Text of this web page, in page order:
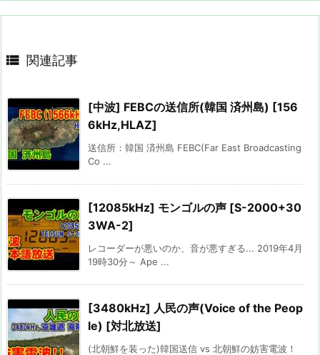
 関連記事
[中波] FEBCの送信所(韓国 済州島) [156
6kHz,HLAZ]
送信所：韓国 済州島 FEBC(Far East Broadcasting
Co ...
[12085kHz] モンゴルの声 [S-2000+30
3WA-2]
レコーダーが悪いのか、音が悪すぎる... 2019年4月
19時30分～ Ape ...
[3480kHz] 人民の声(Voice of the Peop
le) [対北放送]
(北朝鮮を装った)韓国送信 vs 北朝鮮の妨害電波！